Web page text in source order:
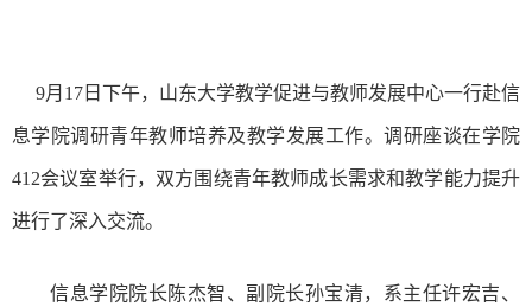
9月17日下午，山东大学教学促进与教师发展中心一行赴信
息学院调研青年教师培养及教学发展工作。调研座谈在学院
412会议室举行，双方围绕青年教师成长需求和教学能力提升
进行了深入交流。
信息学院院长陈杰智、副院长孙宝清，系主任许宏吉、